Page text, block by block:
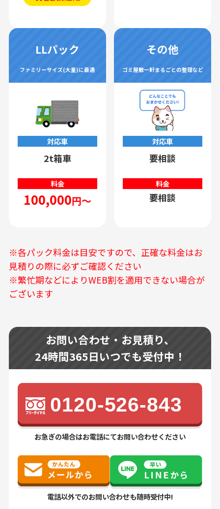
LLパック
ファミリーサイズ(大量)に最適
対応車
2t箱車
料金
100,000円～
その他
ゴミ屋敷一軒まるごとの整理など
対応車
要相談
料金
要相談
※各パック料金は目安ですので、正確な料金はお
見積りの際に必ずご確認ください
※繁忙期などによりWEB割を適用できない場合が
ございます
お問い合わせ・お見積り、
24時間365日いつでも受付中！
0120-526-843
お急ぎの場合はお電話にてお問い合わせください
電話以外でのお問い合わせも随時受付中!